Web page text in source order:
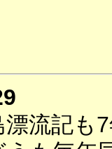
漂流記も